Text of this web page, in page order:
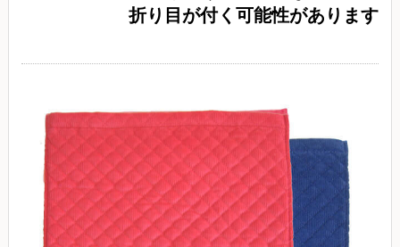
折り目が付く可能性があります